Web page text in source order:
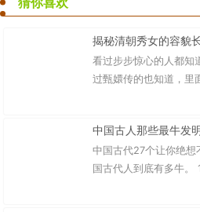
揭秘清朝秀女的容貌
看过步步惊心的人都知
过甄嬛传的也知道，里
中国古人那些最牛发
中国古代27个让你绝想
国古代人到底有多牛。